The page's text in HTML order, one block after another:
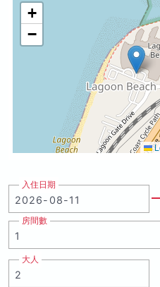
+
−
入住日期
房間數
大人